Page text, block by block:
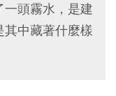
一頭霧水，是建
中藏著什麼樣